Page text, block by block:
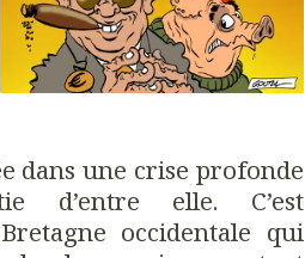
dans une crise profonde
d’entre elle. C’est
occidentale qui